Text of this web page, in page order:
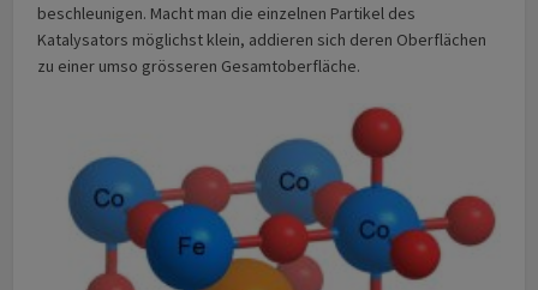
beschleunigen. Macht man die einzelnen Partikel des
Katalysators möglichst klein, addieren sich deren Oberflächen
zu einer umso grösseren Gesamtoberfläche.